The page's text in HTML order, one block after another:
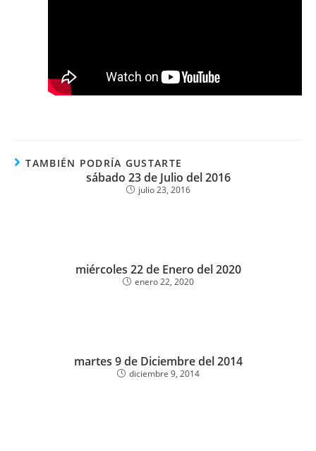
TAMBIÉN PODRÍA GUSTARTE
sábado 23 de Julio del 2016
julio 23, 2016
miércoles 22 de Enero del 2020
enero 22, 2020
martes 9 de Diciembre del 2014
diciembre 9, 2014